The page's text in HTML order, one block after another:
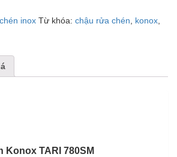
inox Từ khóa: chậu rửa chén konox
Konox TARI 780SM